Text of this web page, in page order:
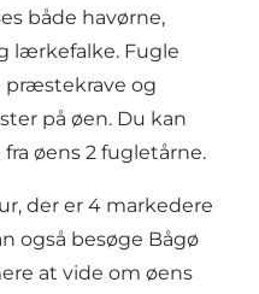
både havørne,
lærkefalke. Fugle
præstekrave og
på øen. Du kan
øens 2 fugletårne.
der er 4 markedere
også besøge Bågø
at vide om øens